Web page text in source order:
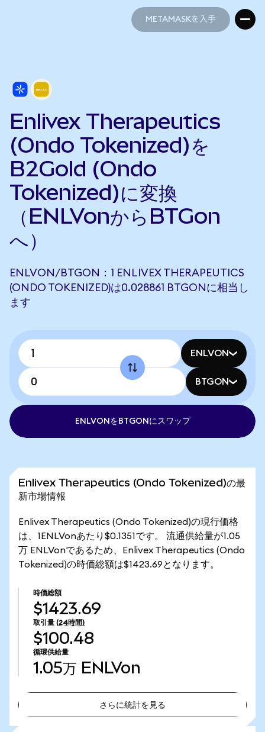
METAMASKを入手
Enlivex Therapeutics
(Ondo Tokenized)を
B2Gold (Ondo
Tokenized)に変換
（ENLVonからBTGon
へ）
ENLVON/BTGON：1 ENLIVEX THERAPEUTICS
(ONDO TOKENIZED)は0.028861 BTGONに相当し
ます
ENLVON
BTGON
ENLVONをBTGONにスワップ
Enlivex Therapeutics (Ondo Tokenized)の最
新市場情報
Enlivex Therapeutics (Ondo Tokenized)の現行価格
は、1ENLVonあたり$0.1351です。 流通供給量が1.05
万 ENLVonであるため、Enlivex Therapeutics (Ondo
Tokenized)の時価総額は$1423.69となります。
時価総額
$1423.69
取引量 (24時間)
$100.48
循環供給量
1.05万 ENLVon
さらに統計を見る